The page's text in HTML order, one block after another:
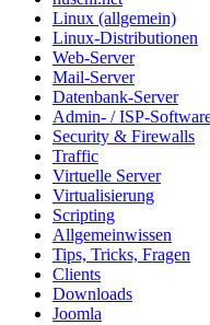
Linux (allgemein)
Linux-Distributionen
Web-Server
Mail-Server
Datenbank-Server
Admin- / ISP-
Security & Firewalls
Traffic
Virtuelle Server
Virtualisierung
Scripting
Allgemeinwissen
Tips, Tricks, Fragen
Clients
Downloads
Joomla